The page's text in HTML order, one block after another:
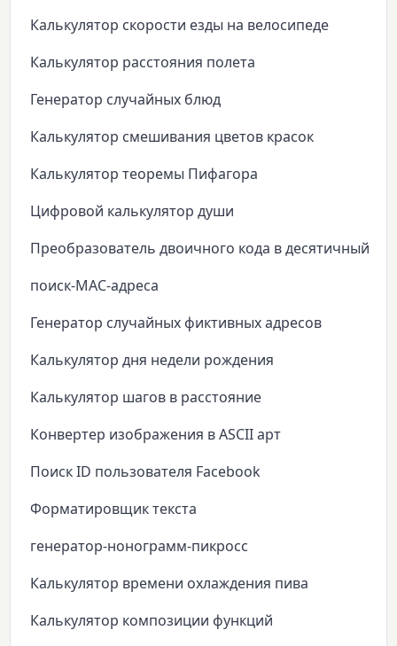
Калькулятор скорости езды на велосипеде
Калькулятор расстояния полета
Генератор случайных блюд
Калькулятор смешивания цветов красок
Калькулятор теоремы Пифагора
Цифровой калькулятор души
Преобразователь двоичного кода в десятичный
поиск-MAC-адреса
Генератор случайных фиктивных адресов
Калькулятор дня недели рождения
Калькулятор шагов в расстояние
Конвертер изображения в ASCII арт
Поиск ID пользователя Facebook
Форматировщик текста
генератор-нонограмм-пикросс
Калькулятор времени охлаждения пива
Калькулятор композиции функций